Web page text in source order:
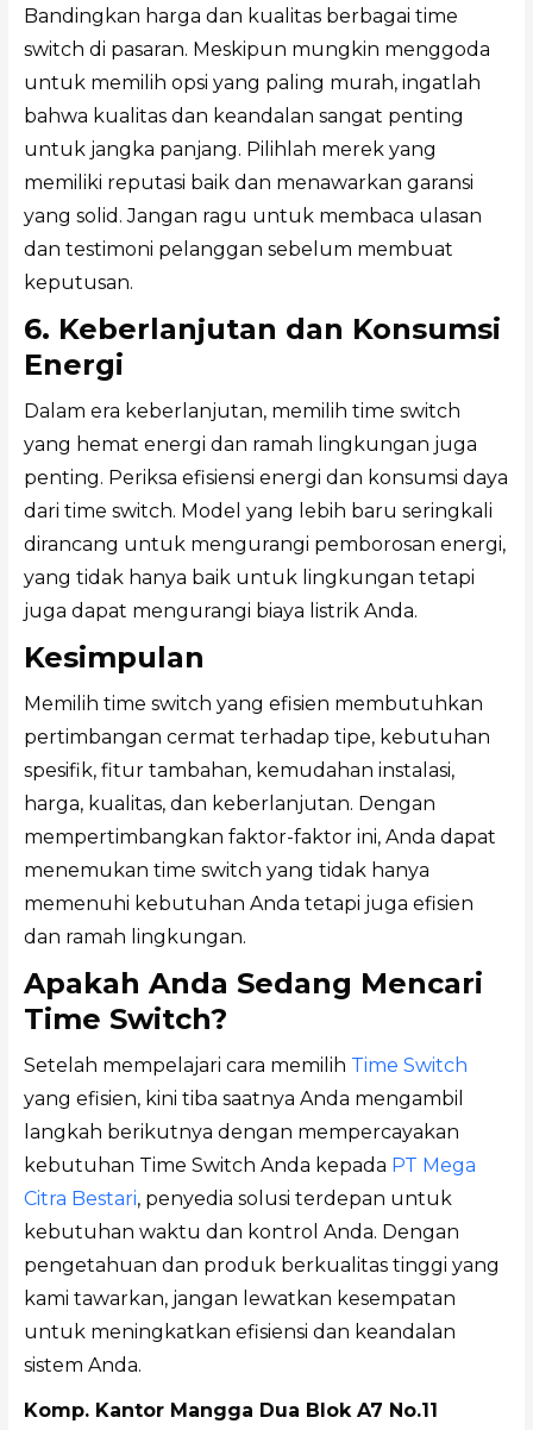
Bandingkan harga dan kualitas berbagai time
switch di pasaran. Meskipun mungkin menggoda
untuk memilih opsi yang paling murah, ingatlah
bahwa kualitas dan keandalan sangat penting
untuk jangka panjang. Pilihlah merek yang
memiliki reputasi baik dan menawarkan garansi
yang solid. Jangan ragu untuk membaca ulasan
dan testimoni pelanggan sebelum membuat
keputusan.
6. Keberlanjutan dan Konsumsi
Energi
Dalam era keberlanjutan, memilih time switch
yang hemat energi dan ramah lingkungan juga
penting. Periksa efisiensi energi dan konsumsi daya
dari time switch. Model yang lebih baru seringkali
dirancang untuk mengurangi pemborosan energi,
yang tidak hanya baik untuk lingkungan tetapi
juga dapat mengurangi biaya listrik Anda.
Kesimpulan
Memilih time switch yang efisien membutuhkan
pertimbangan cermat terhadap tipe, kebutuhan
spesifik, fitur tambahan, kemudahan instalasi,
harga, kualitas, dan keberlanjutan. Dengan
mempertimbangkan faktor-faktor ini, Anda dapat
menemukan time switch yang tidak hanya
memenuhi kebutuhan Anda tetapi juga efisien
dan ramah lingkungan.
Apakah Anda Sedang Mencari
Time Switch?
Setelah mempelajari cara memilih Time Switch
yang efisien, kini tiba saatnya Anda mengambil
langkah berikutnya dengan mempercayakan
kebutuhan Time Switch Anda kepada PT Mega
Citra Bestari, penyedia solusi terdepan untuk
kebutuhan waktu dan kontrol Anda. Dengan
pengetahuan dan produk berkualitas tinggi yang
kami tawarkan, jangan lewatkan kesempatan
untuk meningkatkan efisiensi dan keandalan
sistem Anda.
Komp. Kantor Mangga Dua Blok A7 No.11